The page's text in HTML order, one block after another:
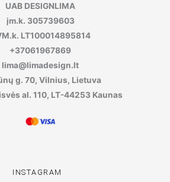
UAB DESIGNLIMA
įm.k. 305739603
LT100014895814
+37061967869
lima@limadesign.lt
g. 70, Vilnius, Lietuva
al. 110, LT-44253 Kaunas
INSTAGRAM